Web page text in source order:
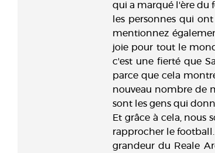
qui a marqué l'ère du
les personnes qui
mentionnez
joie pour tout le
c'est une fierté que
parce que cela
nouveau nombre de
sont les gens qui
Et grâce à cela, nous
rapprocher le football.
grandeur du Reale